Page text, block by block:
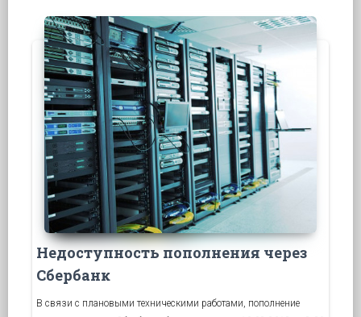
Недоступность пополнения через
Сбербанк
В связи с плановыми техническими работами, пополнение